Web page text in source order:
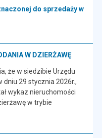
do sprzedaży w
W DZIERŻAWĘ
że w siedzibie Urzędu
dniu 29 stycznia 2026r.,
wykaz nieruchomości
w trybie